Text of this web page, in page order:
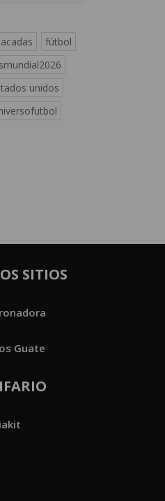
fútbol
unidos
SITIOS
Guate